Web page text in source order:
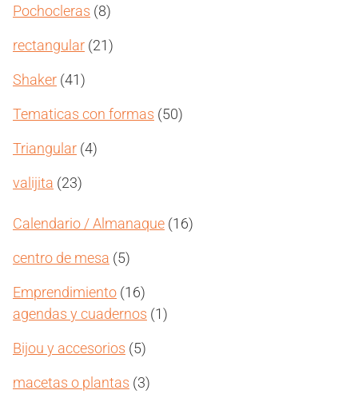
Pochocleras 88
rectangular 2121
Shaker 4141
Tematicas con formas 5050
Triangular 44
valijita 2323
Calendario / Almanaque 1616
centro de mesa 55
Emprendimiento 1616
productos
agendas y cuadernos 11
Bijou y accesorios 55
macetas o plantas 33